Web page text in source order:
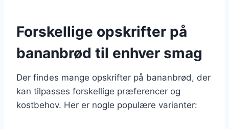
Forskellige opskrifter på
bananbrød til enhver smag
Der findes mange opskrifter på bananbrød, der
kan tilpasses forskellige præferencer og
kostbehov. Her er nogle populære varianter: